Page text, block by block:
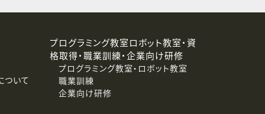
および第三者への提供停止）
ついて
プログラミング教室ロボット教室・資
格取得・職業訓練・企業向け研修
プログラミング教室・ロボット教室
職業訓練
企業向け研修